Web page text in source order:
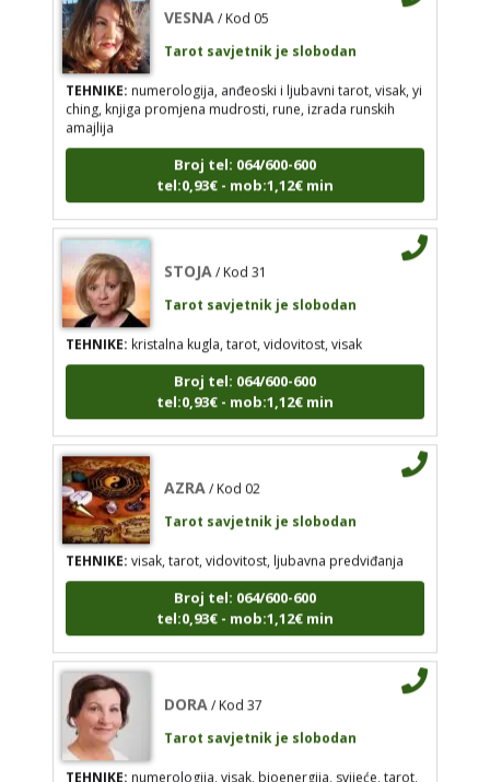
tel:0,93€ - mob:1,12€ min
STOJA/ Kod 31
Tarot savjetnik je slobodan
kristalna kugla, tarot, vidovitost, visak
Broj tel: 064/600-600
AZRA / Kod 02
Tarot savjetnik je slobodan
TEHNIKE:visak, tarot, vidovitost, ljubavna
predviđanja
tel:0,93€ - mob:1,12€ min
DORA/ Kod 37
Tarot savjetnik je slobodan
TEHNIKE:numerologija, visak, bioenergija, svijeće,
tarot, psihološki razgovori
Broj tel: 064/600-600
tel:0,93€ - mob:1,12€ min
Tarot savjetnik je slobodan
TEHNIKE:numerologija, anđeoski i ljubavni tarot, visak, yi
ching, knjiga promjena mudrosti, rune, izrada runskih
amajlija
tel:0,93€ - mob:1,12€ min
Tarot savjetnik je slobodan
TEHNIKE:kristalna kugla, tarot, vidovitost, visak
Broj tel: 064/600-600
tel:0,93€ - mob:1,12€ min
Tarot savjetnik je slobodan
TEHNIKE:visak, tarot, vidovitost, ljubavna predviđanja
Broj tel: 064/600-600
tel:0,93€ - mob:1,12€ min
Tarot savjetnik je slobodan
TEHNIKE:
numerologija, visak, bioenergija, svijeće, tarot,
psihološki razgovori